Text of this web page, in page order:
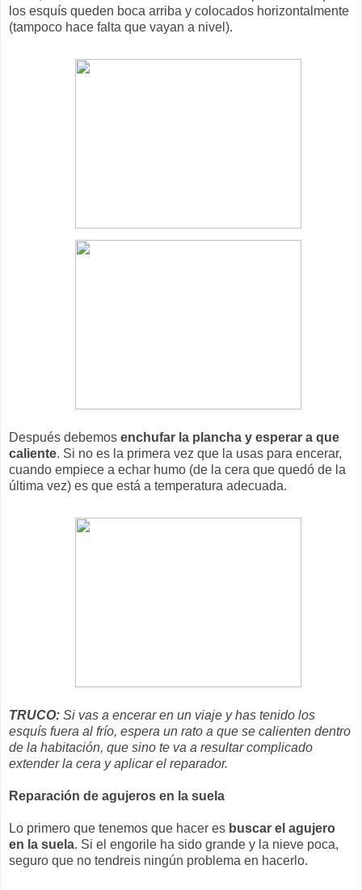
los esquís queden boca arriba y colocados horizontalmente
(tampoco hace falta que vayan a nivel).
Después debemos enchufar la plancha y esperar a que
caliente. Si no es la primera vez que la usas para encerar,
cuando empiece a echar humo (de la cera que quedó de la
última vez) es que está a temperatura adecuada.
TRUCO: Si vas a encerar en un viaje y has tenido los
esquís fuera al frío, espera un rato a que se calienten dentro
de la habitación, que sino te va a resultar complicado
extender la cera y aplicar el reparador.
Reparación de agujeros en la suela
Lo primero que tenemos que hacer es buscar el agujero
en la suela. Si el engorile ha sido grande y la nieve poca,
seguro que no tendreis ningún problema en hacerlo.